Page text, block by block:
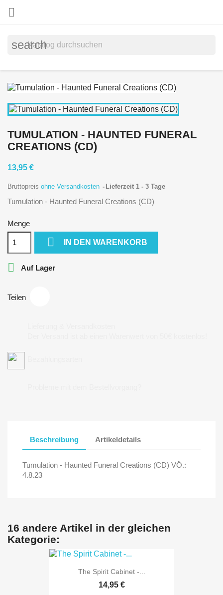

search
TUMULATION - HAUNTED FUNERAL
CREATIONS (CD)
13,95 €
Bruttopreis ohne Versandkosten Lieferzeit 1 - 3 Tage
Tumulation - Haunted Funeral Creations (CD)
Menge
 IN DEN WARENKORB
 Auf Lager
Teilen
Beschreibung Artikeldetails
Tumulation - Haunted Funeral Creations (CD) VÖ.:
4.8.23
16 andere Artikel in der gleichen
Kategorie:
The Spirit Cabinet -...
14,95 €